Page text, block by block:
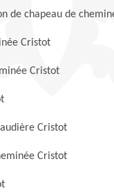
de chapeau de
Cristot
Cristot
Cristot
Cristot